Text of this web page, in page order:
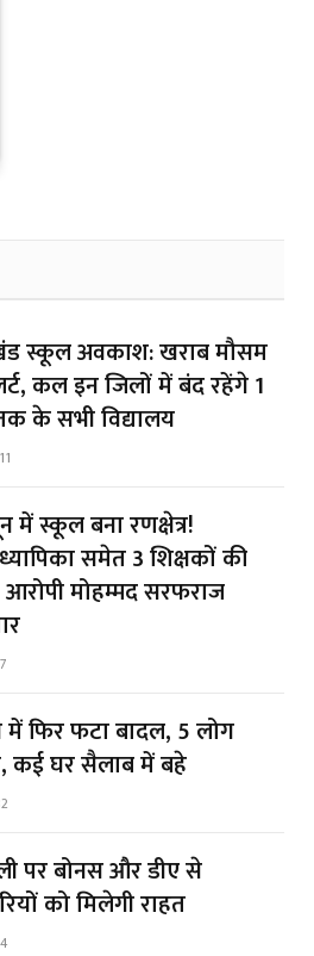
स्कूल अवकाश: खराब मौसम
कल इन जिलों में बंद रहेंगे 1
के सभी विद्यालय
में स्कूल बना रणक्षेत्र!
समेत 3 शिक्षकों की
आरोपी मोहम्मद सरफराज
में फिर फटा बादल, 5 लोग
कई घर सैलाब में बहे
पर बोनस और डीए से
को मिलेगी राहत